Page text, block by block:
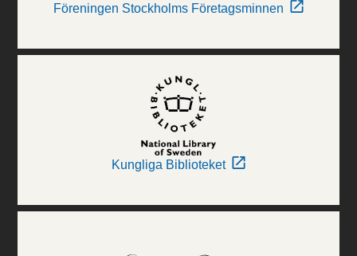
Föreningen Stockholms Företagsminnen
Kungliga Biblioteket